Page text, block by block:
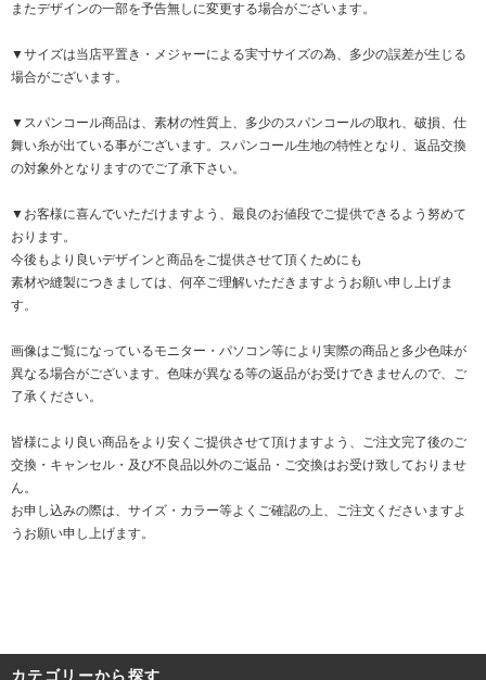
またデザインの一部を予告無しに変更する場合がございます。
▼サイズは当店平置き・メジャーによる実寸サイズの為、多少の誤差が生じる
場合がございます。
▼スパンコール商品は、素材の性質上、多少のスパンコールの取れ、破損、仕
舞い糸が出ている事がございます。スパンコール生地の特性となり、返品交換
の対象外となりますのでご了承下さい。
▼お客様に喜んでいただけますよう、最良のお値段でご提供できるよう努めて
おります。
今後もより良いデザインと商品をご提供させて頂くためにも
素材や縫製につきましては、何卒ご理解いただきますようお願い申し上げま
す。
画像はご覧になっているモニター・パソコン等により実際の商品と多少色味が
異なる場合がございます。色味が異なる等の返品がお受けできませんので、ご
了承ください。
皆様により良い商品をより安くご提供させて頂けますよう、ご注文完了後のご
交換・キャンセル・及び不良品以外のご返品・ご交換はお受け致しておりませ
ん。
お申し込みの際は、サイズ・カラー等よくご確認の上、ご注文くださいますよ
うお願い申し上げます。
カテゴリーから探す